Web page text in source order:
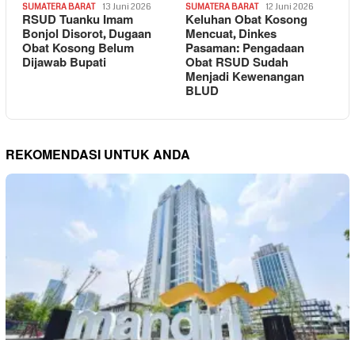
SUMATERA BARAT 13 Juni 2026
RSUD Tuanku Imam
Bonjol Disorot, Dugaan
Obat Kosong Belum
Dijawab Bupati
SUMATERA BARAT 12 Juni 2026
Keluhan Obat Kosong
Mencuat, Dinkes
Pasaman: Pengadaan
Obat RSUD Sudah
Menjadi Kewenangan
BLUD
REKOMENDASI UNTUK ANDA